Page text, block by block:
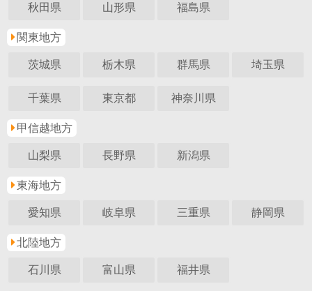
秋田県 山形県 福島県
関東地方
茨城県 栃木県 群馬県 埼玉県
千葉県 東京都 神奈川県
甲信越地方
山梨県 長野県 新潟県
東海地方
愛知県 岐阜県 三重県 静岡県
北陸地方
石川県 富山県 福井県